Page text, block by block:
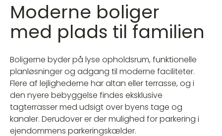
Moderne boliger
med plads til familien
Boligerne byder på lyse opholdsrum, funktionelle
planløsninger og adgang til moderne faciliteter.
Flere af lejlighederne har altan eller terrasse, og i
den nyere bebyggelse findes eksklusive
tagterrasser med udsigt over byens tage og
kanaler. Derudover er der mulighed for parkering i
ejendommens parkeringskælder.